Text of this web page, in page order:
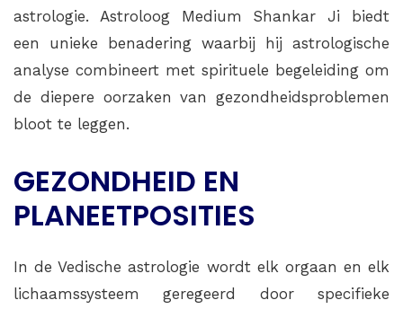
astrologie. Astroloog Medium Shankar Ji biedt
een unieke benadering waarbij hij astrologische
analyse combineert met spirituele begeleiding om
de diepere oorzaken van gezondheidsproblemen
bloot te leggen.
GEZONDHEID EN
PLANEETPOSITIES
In de Vedische astrologie wordt elk orgaan en elk
lichaamssysteem geregeerd door specifieke